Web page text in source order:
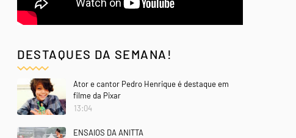
DESTAQUES DA SEMANA!
Ator e cantor Pedro Henrique é destaque em
filme da Pixar
13:04
ENSAIOS DA ANITTA